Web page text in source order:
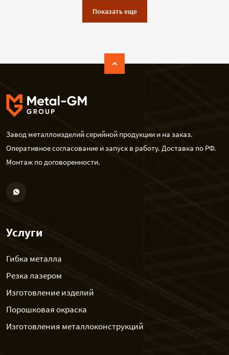
Показать еще
Завод металлоизделий серийной продукции и на заказ.
Оперативное согласование и запуск в работу. Доставка по РФ.
Монтаж по договоренности.
Услуги
Гибка металла
Резка лазером
Изготовление изделий
Порошковая окраска
Изготовления металлоконструкций